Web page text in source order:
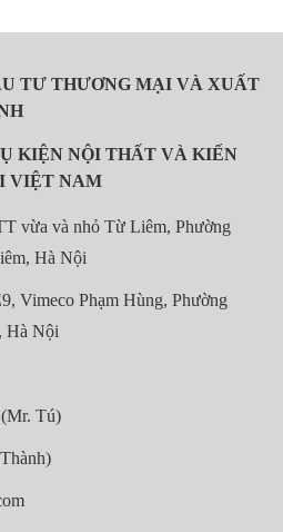
TƯ THƯƠNG MẠI VÀ XUẤT
KIỆN NỘI THẤT VÀ KIẾN
VIỆT NAM
vừa và nhỏ Từ Liêm, Phường
Hà Nội
Vimeco Phạm Hùng, Phường
Hà Nội
Tú)